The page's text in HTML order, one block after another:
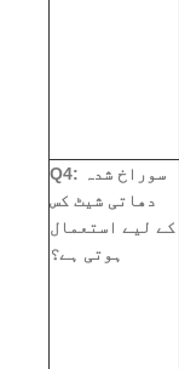
Q4: سوراخ شدہ
دھاتی شیٹ کس
کے لیے استعمال
ہوتی ہے؟